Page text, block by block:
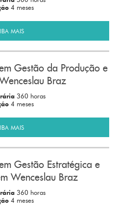
4 meses
MAIS
Gestão da Produção e
Braz
360 horas
4 meses
MAIS
Gestão Estratégica e
Wenceslau Braz
360 horas
4 meses